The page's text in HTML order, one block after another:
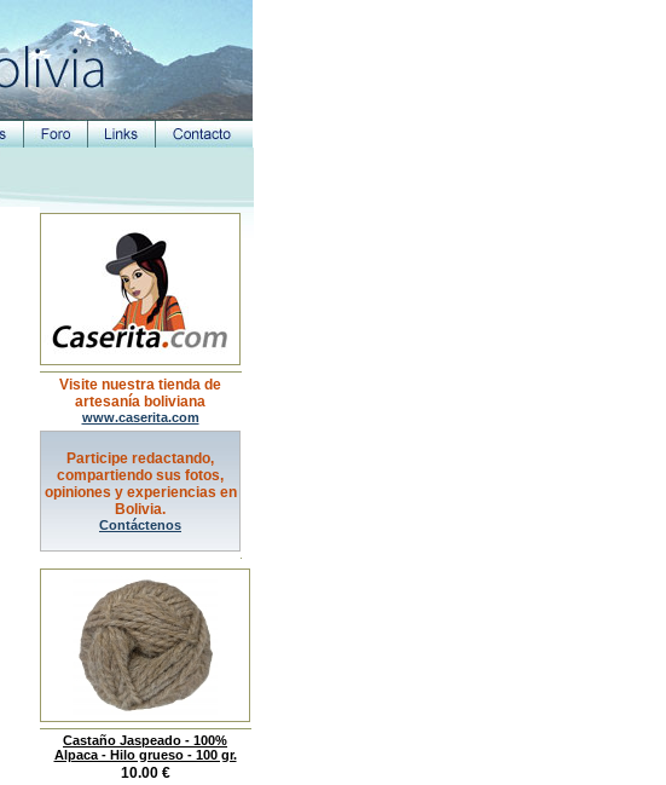
Visite nuestra tienda de
artesanía boliviana
www.caserita.com
Participe redactando,
compartiendo sus fotos,
opiniones y experiencias en
Bolivia.
Contáctenos
Castaño Jaspeado - 100%
Alpaca - Hilo grueso - 100 gr.
10.00 €